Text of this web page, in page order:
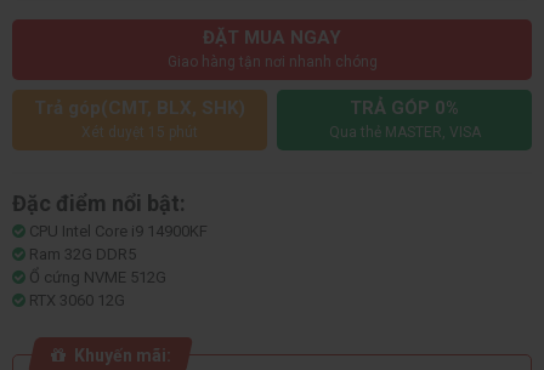
ĐẶT MUA NGAY
Giao hàng tận nơi nhanh chóng
Trả góp(CMT, BLX, SHK)
Xét duyệt 15 phút
TRẢ GÓP 0%
Qua thẻ MASTER, VISA
Đặc điểm nổi bật:
CPU Intel Core i9 14900KF
Ram 32G DDR5
Ổ cứng NVME 512G
RTX 3060 12G
Khuyến mãi: